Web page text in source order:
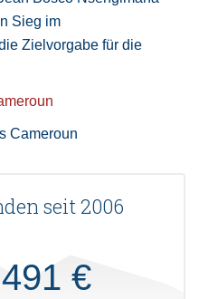
Sieg im
Zielvorgabe für die
Cameroun
seit 2006
€